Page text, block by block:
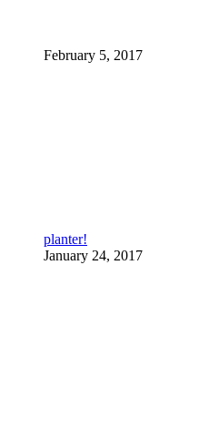
February 5, 2017
planter!
January 24, 2017